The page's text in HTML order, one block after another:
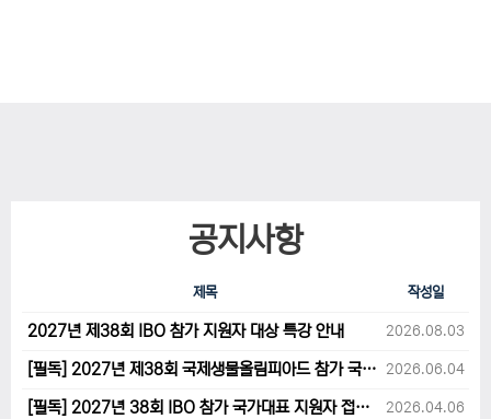
공지사항
제목 작성일
2027년 제38회 IBO 참가 지원자 대상 특강 안내 2026.08.03
[필독] 2027년 제38회 국제생물올림피아드 참가 국가대표 1차후보자 선발고사 범위 및 일정 안내 2026.06.04
[필독] 2027년 38회 IBO 참가 국가대표 지원자 접수 마감 및 원격교육 관련 공지사항 안내입니다. 2026.04.06